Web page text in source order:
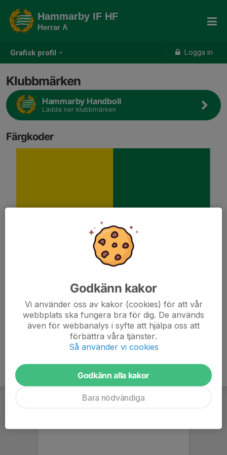
Grafisk profil Logga in
Hammarby IF HF
Herrar A
Klubbmärken
Hammarby Handboll
Ladda ner klubbmärken
Färgkoder
#: ffde00
Grön färg
PMS: 348C
NCSS: S 2565-G
#: 00834d
Godkänn kakor
Vi använder oss av kakor (cookies) för att vår
webbplats ska fungera bra för dig. De används
även för webbanalys i syfte att hjälpa oss att
förbättra våra tjänster.
Så använder vi cookies
Godkänn alla kakor
Bara nödvändiga